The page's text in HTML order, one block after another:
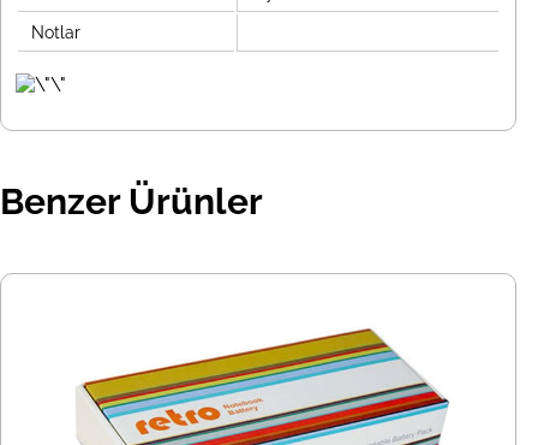
Notlar
Benzer Ürünler